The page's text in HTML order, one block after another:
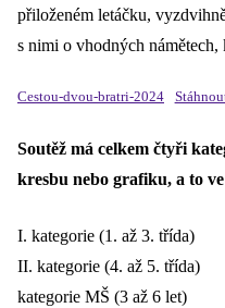
přiloženém letáčku,
s nimi o vhodných
Cestou-dvou-bratri-2024
Soutěž má celkem čtyři
kresbu nebo grafiku, a to
I. kategorie (1. až 3. třída)
II. kategorie (4. až 5. třída)
kategorie MŠ (3 až 6 let)